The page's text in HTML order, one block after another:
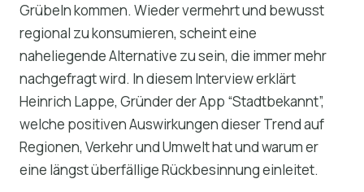
Grübeln kommen. Wieder vermehrt und bewusst
regional zu konsumieren, scheint eine
naheliegende Alternative zu sein, die immer mehr
nachgefragt wird. In diesem Interview erklärt
Heinrich Lappe, Gründer der App “Stadtbekannt”,
welche positiven Auswirkungen dieser Trend auf
Regionen, Verkehr und Umwelt hat und warum er
eine längst überfällige Rückbesinnung einleitet.